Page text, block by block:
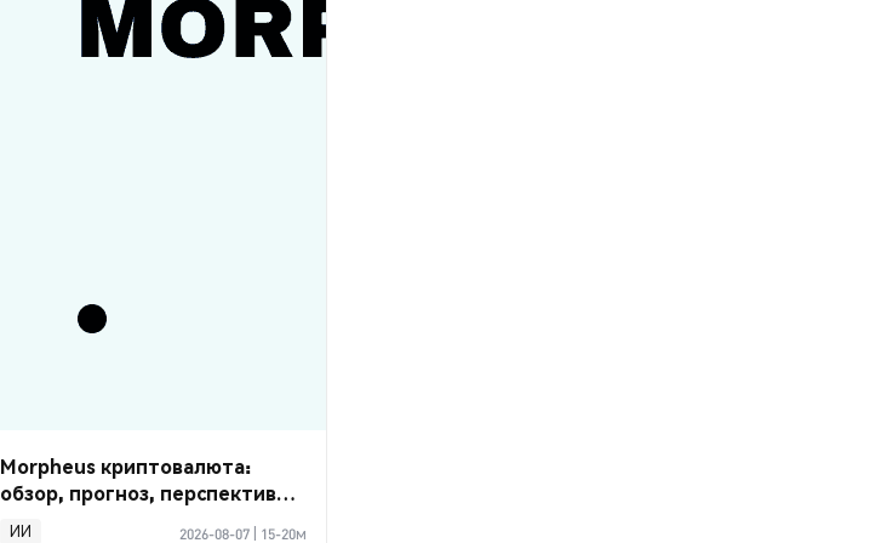
Morpheus криптовалюта:
обзор, прогноз, перспективы
2026
ИИ 2026-08-07 15-20м